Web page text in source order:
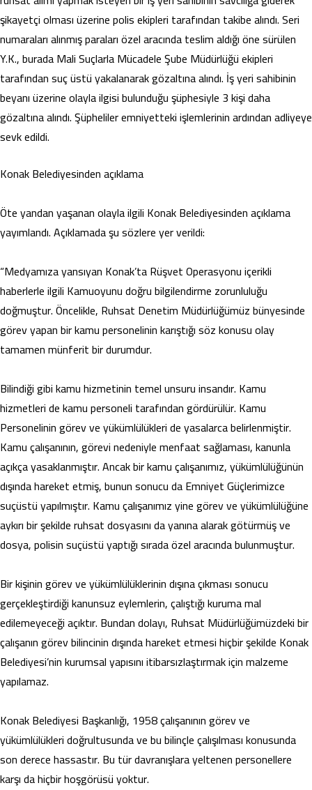
şikayetçi olması üzerine polis ekipleri tarafından takibe alındı. Seri
numaraları alınmış paraları özel aracında teslim aldığı öne sürülen
Y.K., burada Mali Suçlarla Mücadele Şube Müdürlüğü ekipleri
tarafından suç üstü yakalanarak gözaltına alındı. İş yeri sahibinin
beyanı üzerine olayla ilgisi bulunduğu şüphesiyle 3 kişi daha
gözaltına alındı. Şüpheliler emniyetteki işlemlerinin ardından adliyeye
sevk edildi.
Konak Belediyesinden açıklama
Öte yandan yaşanan olayla ilgili Konak Belediyesinden açıklama
yayımlandı. Açıklamada şu sözlere yer verildi:
“Medyamıza yansıyan Konak’ta Rüşvet Operasyonu içerikli
haberlerle ilgili Kamuoyunu doğru bilgilendirme zorunluluğu
doğmuştur. Öncelikle, Ruhsat Denetim Müdürlüğümüz bünyesinde
görev yapan bir kamu personelinin karıştığı söz konusu olay
tamamen münferit bir durumdur.
Bilindiği gibi kamu hizmetinin temel unsuru insandır. Kamu
hizmetleri de kamu personeli tarafından gördürülür. Kamu
Personelinin görev ve yükümlülükleri de yasalarca belirlenmiştir.
Kamu çalışanının, görevi nedeniyle menfaat sağlaması, kanunla
açıkça yasaklanmıştır. Ancak bir kamu çalışanımız, yükümlülüğünün
dışında hareket etmiş, bunun sonucu da Emniyet Güçlerimizce
suçüstü yapılmıştır. Kamu çalışanımız yine görev ve yükümlülüğüne
aykırı bir şekilde ruhsat dosyasını da yanına alarak götürmüş ve
dosya, polisin suçüstü yaptığı sırada özel aracında bulunmuştur.
Bir kişinin görev ve yükümlülüklerinin dışına çıkması sonucu
gerçekleştirdiği kanunsuz eylemlerin, çalıştığı kuruma mal
edilemeyeceği açıktır. Bundan dolayı, Ruhsat Müdürlüğümüzdeki bir
çalışanın görev bilincinin dışında hareket etmesi hiçbir şekilde Konak
Belediyesi’nin kurumsal yapısını itibarsızlaştırmak için malzeme
yapılamaz.
Konak Belediyesi Başkanlığı, 1958 çalışanının görev ve
yükümlülükleri doğrultusunda ve bu bilinçle çalışılması konusunda
son derece hassastır. Bu tür davranışlara yeltenen personellere
karşı da hiçbir hoşgörüsü yoktur.